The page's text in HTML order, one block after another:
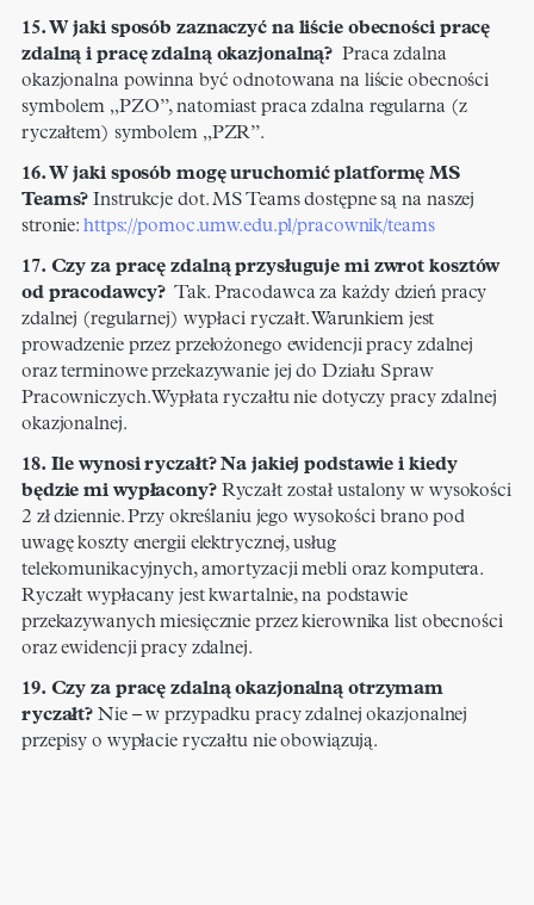
15. W jaki sposób zaznaczyć na liście obecności pracę
zdalną i pracę zdalną okazjonalną?Praca zdalna
okazjonalna powinna być odnotowana na liście obecności
symbolem „PZO”, natomiast praca zdalna regularna (z
ryczałtem) symbolem „PZR”.
16. W jaki sposób mogę uruchomić platformę MS
Teams? Instrukcje dot. MS Teams dostępne są na naszej
stronie:https://pomoc.umw.edu.pl/pracownik/teams
17. Czy za pracę zdalną przysługuje mi zwrot kosztów
od pracodawcy?Tak. Pracodawca za każdy dzień pracy
zdalnej (regularnej) wypłaci ryczałt. Warunkiem jest
prowadzenie przez przełożonego ewidencji pracy zdalnej
oraz terminowe przekazywanie jej do Działu Spraw
Pracowniczych. Wypłata ryczałtu nie dotyczy pracy zdalnej
okazjonalnej.
18. Ile wynosi ryczałt? Na jakiej podstawie i kiedy
będzie mi wypłacony?Ryczałt został ustalony w wysokości
2 zł dziennie. Przy określaniu jego wysokości brano pod
uwagę koszty energii elektrycznej, usług
telekomunikacyjnych, amortyzacji mebli oraz komputera.
Ryczałt wypłacany jest kwartalnie, na podstawie
przekazywanych miesięcznie przez kierownika list obecności
oraz ewidencji pracy zdalnej.
19. Czy za pracę zdalną okazjonalną otrzymam
ryczałt? Nie – w przypadku pracy zdalnej okazjonalnej
przepisy o wypłacie ryczałtu nie obowiązują.